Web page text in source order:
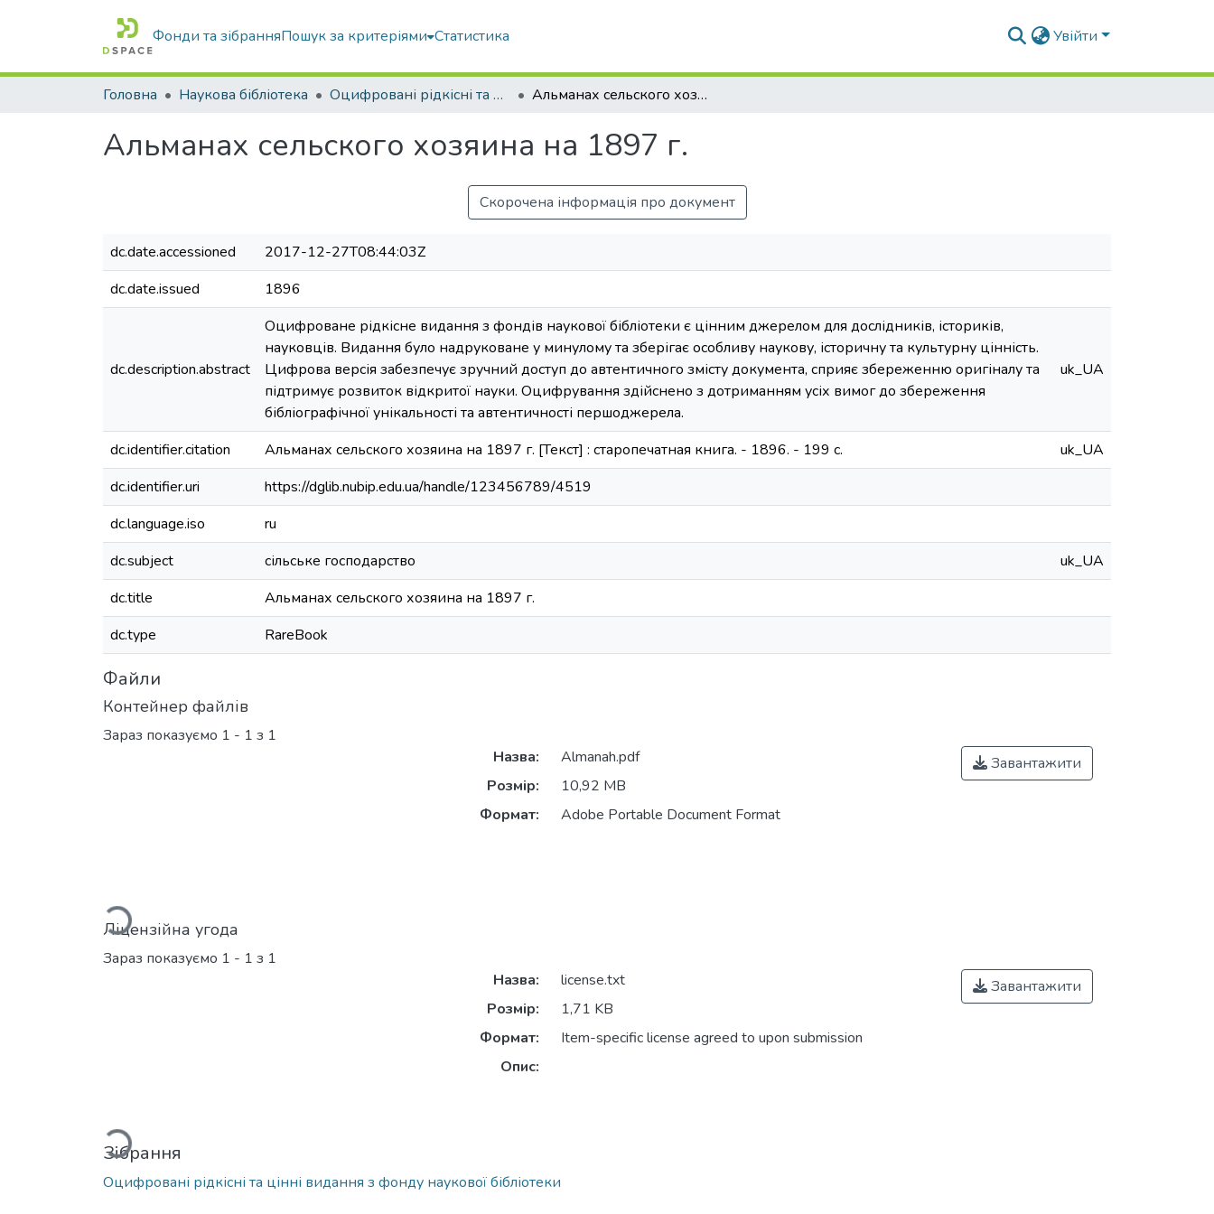
Фонди та зібранняПошук за критеріями Статистика Увійти
Головна Наукова бібліотека Оцифровані рідкісні та цінні видання з фонду наукової бібліотеки Альманах сельского хозяина на 1897 г.
Альманах сельского хозяина на 1897 г.
Скорочена інформація про документ
dc.date.accessioned
2017-12-27T08:44:03Z
dc.date.issued
1896
dc.description.abstract
Оцифроване рідкісне видання з фондів наукової бібліотеки є цінним джерелом для дослідників, істориків,
науковців. Видання було надруковане у минулому та зберігає особливу наукову, історичну та культурну цінність.
Цифрова версія забезпечує зручний доступ до автентичного змісту документа, сприяє збереженню оригіналу та
підтримує розвиток відкритої науки. Оцифрування здійснено з дотриманням усіх вимог до збереження
бібліографічної унікальності та автентичності першоджерела.
uk_UA
dc.identifier.citation Альманах сельского хозяина на 1897 г. [Текст] : старопечатная книга. - 1896. - 199 с.
uk_UA
dc.identifier.uri
https://dglib.nubip.edu.ua/handle/123456789/4519
dc.language.iso
ru
dc.subject
сільське господарство
uk_UA
dc.title
Альманах сельского хозяина на 1897 г.
dc.type
RareBook
Файли
Контейнер файлів
Зараз показуємо 1 - 1 з 1
Вантажиться...
Назва:
Almanah.pdf
Розмір:
10,92 MB
Формат:
Adobe Portable Document Format
Завантажити
Ліцензійна угода
Зараз показуємо 1 - 1 з 1
Вантажиться...
Назва:
license.txt
Розмір:
1,71 KB
Формат:
Item-specific license agreed to upon submission
Опис:
Завантажити
Зібрання
Оцифровані рідкісні та цінні видання з фонду наукової бібліотеки